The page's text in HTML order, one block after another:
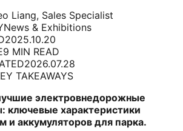
Liang, Sales Specialist
News & Exhibitions
2025.10.20
9 MIN READ
2026.07.28
TAKEAWAYS
электровнедорожные
ключевые характеристики
и аккумуляторов для парка.